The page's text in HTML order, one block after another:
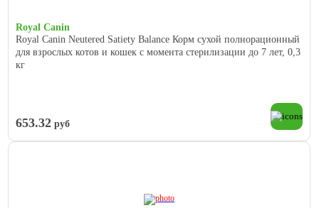
Royal Canin
Royal Canin Neutered Satiety Balance Корм сухой полнорационный
для взрослых котов и кошек с момента стерилизации до 7 лет, 0,3
кг
653.32 руб